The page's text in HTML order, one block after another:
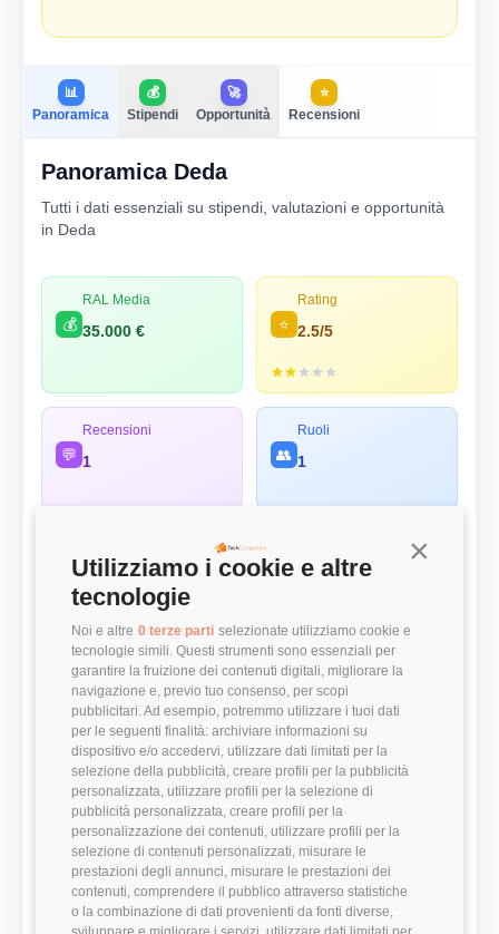
Continua
Utilizziamo i cookie e altre
tecnologie
Noi e altre 0 terze parti selezionate utilizziamo cookie e
tecnologie simili. Questi strumenti sono essenziali per
garantire la fruizione dei contenuti digitali, migliorare la
navigazione e, previo tuo consenso, per scopi
pubblicitari. Ad esempio, potremmo utilizzare i tuoi dati
per le seguenti finalità: archiviare informazioni su
dispositivo e/o accedervi, utilizzare dati limitati per la
selezione della pubblicità, creare profili per la pubblicità
personalizzata, utilizzare profili per la selezione di
pubblicità personalizzata, creare profili per la
personalizzazione dei contenuti, utilizzare profili per la
selezione di contenuti personalizzati, misurare le
prestazioni degli annunci, misurare le prestazioni dei
contenuti, comprendere il pubblico attraverso statistiche
o la combinazione di dati provenienti da fonti diverse,
📊
Panoramica
💰
Stipendi
🚀
Opportunità
⭐
Recensioni
Panoramica Deda
Tutti i dati essenziali su stipendi, valutazioni e opportunità
in Deda
💰
RAL Media
35.000 € ⭐
Rating
2.5/5
💬
Recensioni
1 👥
Ruoli
1
Panoramica Rapida
💰 Top 3 Ruoli per Stipendio
Retribuzioni annuali lorde (RAL) medie per le posizioni più
remunerate
Project Manager 35.000 €
⭐ Valutazioni
Punteggi medi basati sulle recensioni della community
Modernità Stack Tecnologico 2/5
Bilanciamento Vita-Lavoro 5/5